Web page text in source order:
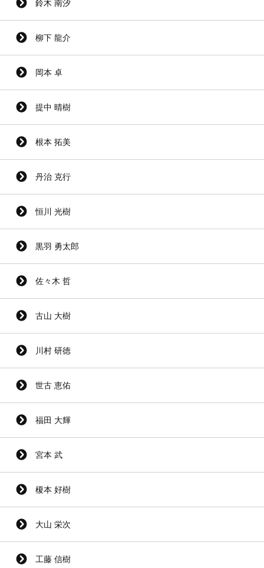
鈴木 南汐
柳下 龍介
岡本 卓
提中 晴樹
根本 拓美
丹治 克行
恒川 光樹
黒羽 勇太郎
佐々木 哲
古山 大樹
川村 研徳
世古 恵佑
福田 大輝
宮本 武
榎本 好樹
大山 栄次
工藤 信樹